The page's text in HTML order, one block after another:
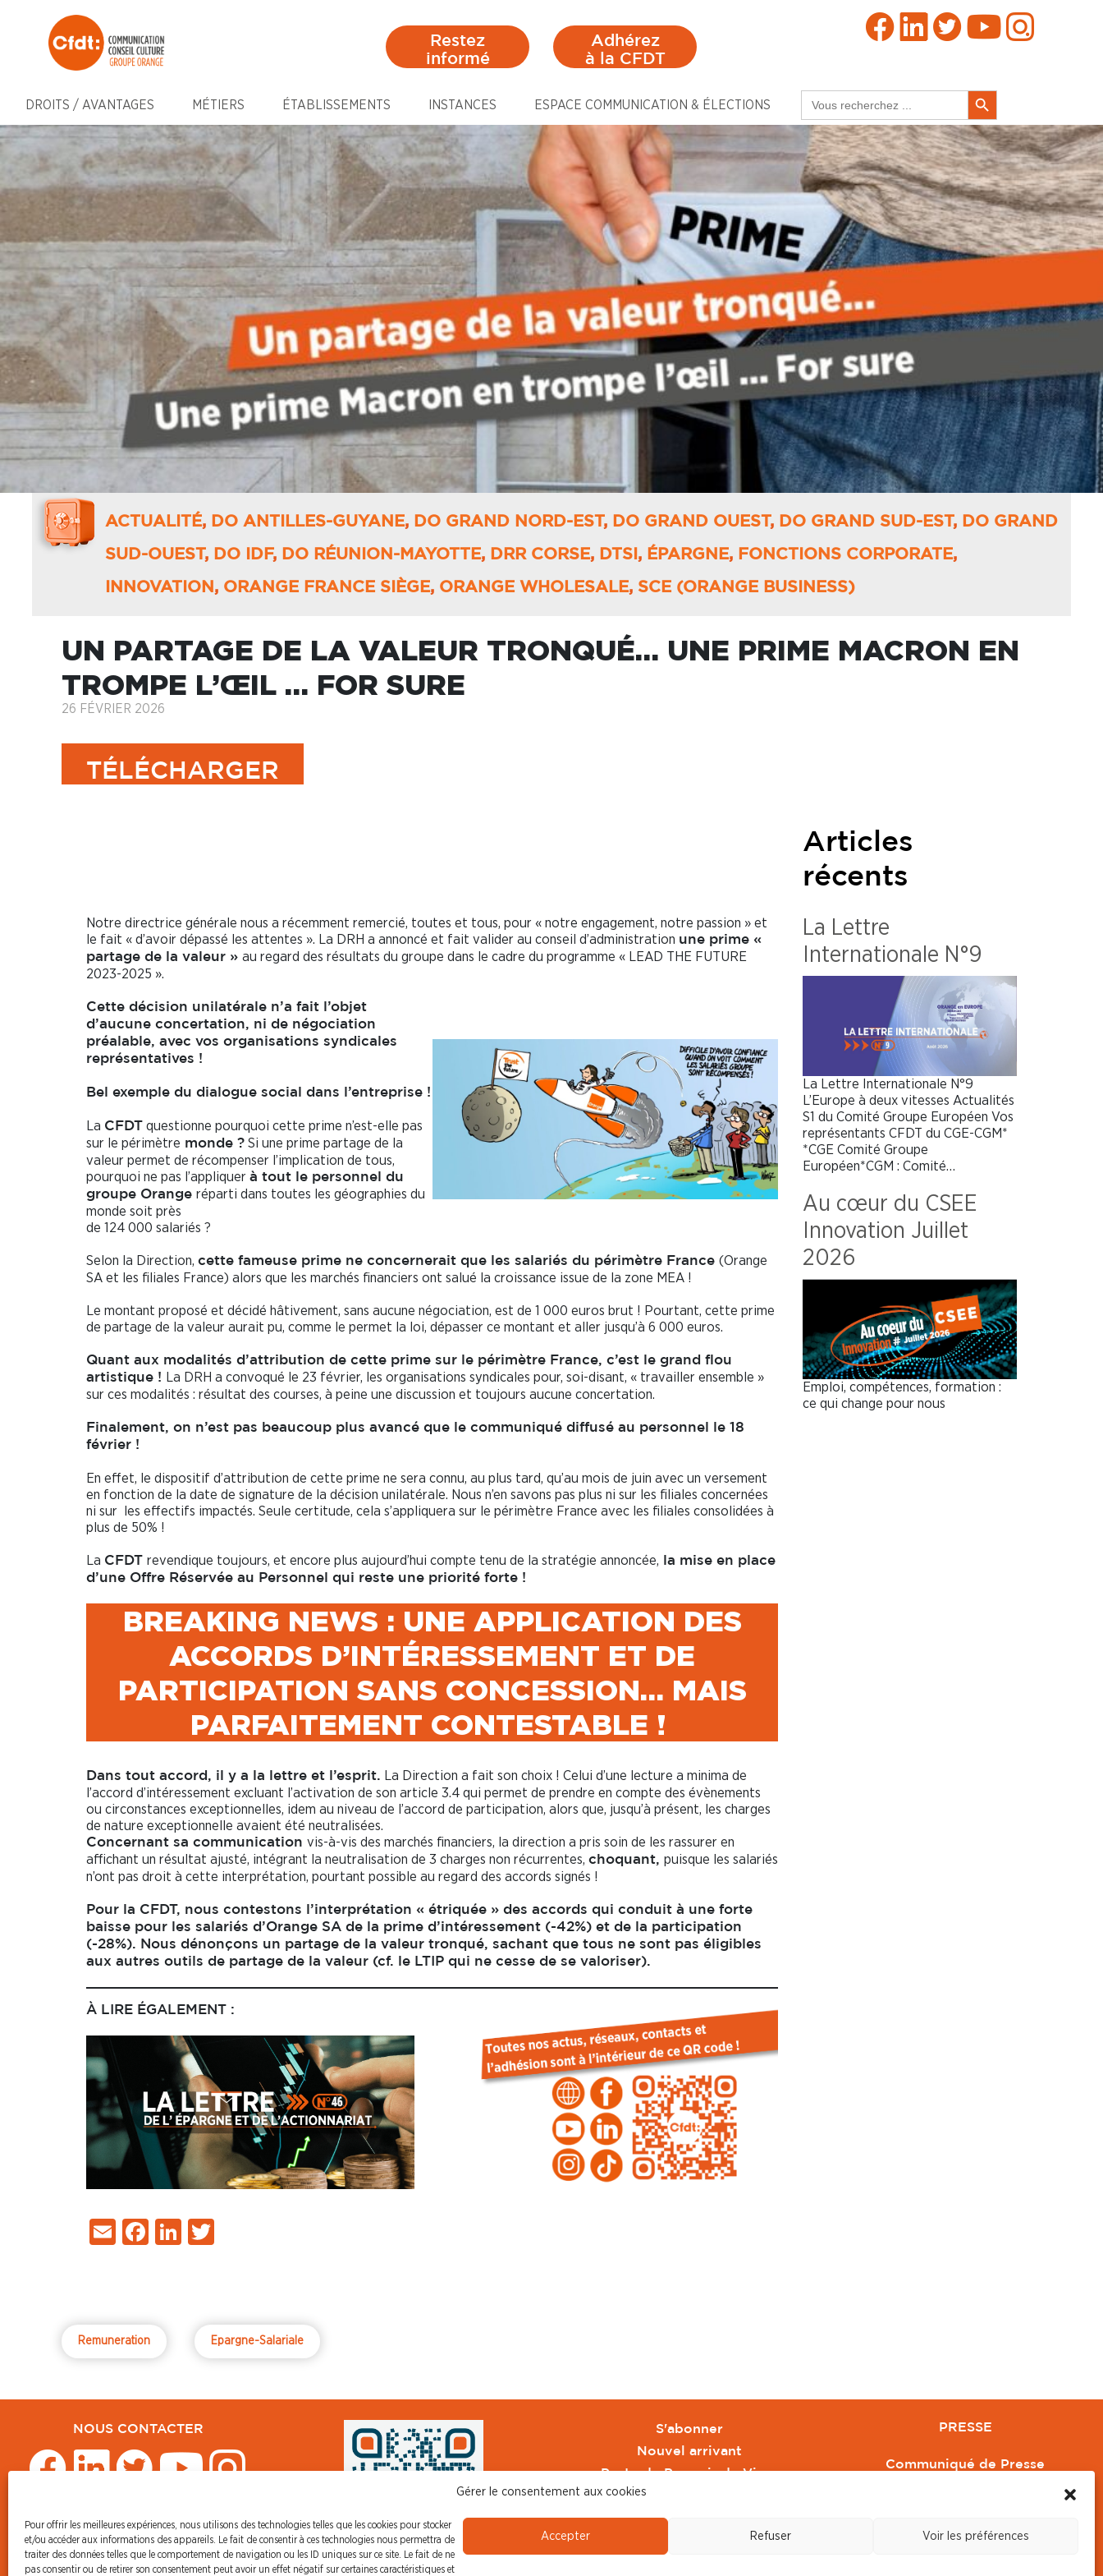
Gérer le consentement aux cookies
Pour offrir les meilleures expériences, nous utilisons des technologies telles que les cookies pour stocker
et/ou accéder aux informations des appareils. Le fait de consentir à ces technologies nous permettra de
traiter des données telles que le comportement de navigation ou les ID uniques sur ce site. Le fait de ne
pas consentir ou de retirer son consentement peut avoir un effet négatif sur certaines caractéristiques et
Accepter Refuser Voir les préférences
Restez
informé
Adhérez
à la CFDT
DROITS / AVANTAGES MÉTIERS ÉTABLISSEMENTS INSTANCES ESPACE COMMUNICATION & ÉLECTIONS
for:
Search Button
ACTUALITÉ, DO ANTILLES-GUYANE, DO GRAND NORD-EST, DO GRAND OUEST, DO GRAND SUD-EST, DO GRAND
SUD-OUEST, DO IDF, DO RÉUNION-MAYOTTE, DRR CORSE, DTSI , ÉPARGNE, FONCTIONS CORPORATE,
INNOVATION , ORANGE FRANCE SIÈGE, ORANGE WHOLESALE, SCE (ORANGE BUSINESS)
UN PARTAGE DE LA VALEUR TRONQUÉ… UNE PRIME MACRON EN
TROMPE L’ŒIL … FOR SURE
26 FÉVRIER 2026
TÉLÉCHARGER
Notre directrice générale nous a récemment remercié, toutes et tous, pour « notre engagement, notre passion » et
le fait « d’avoir dépassé les attentes ». La DRH a annoncé et fait valider au conseil d’administration une prime «
partage de la valeur » au regard des résultats du groupe dans le cadre du programme « LEAD THE FUTURE
2023-2025 ».
Cette décision unilatérale n’a fait l’objet
d’aucune concertation, ni de négociation
préalable, avec vos organisations syndicales
représentatives !
Bel exemple du dialogue social dans l’entreprise !
La CFDT
questionne pourquoi cette prime n’est-elle pas
sur le périmètre monde ? Si une prime partage de la
valeur permet de récompenser l’implication de tous,
pourquoi ne pas l’appliquer à tout le personnel du
groupe Orange réparti dans toutes les géographies du
monde soit près
de 124 000 salariés ?
Selon la Direction, cette fameuse prime ne concernerait que les salariés du périmètre France (Orange
SA et les filiales France) alors que les marchés financiers ont salué la croissance issue de la zone MEA !
Le montant proposé et décidé hâtivement, sans aucune négociation, est de 1 000 euros brut ! Pourtant, cette prime
de partage de la valeur aurait pu, comme le permet la loi, dépasser ce montant et aller jusqu’à 6 000 euros.
Quant aux modalités d’attribution de cette prime sur le périmètre France, c’est le grand flou
artistique ! La DRH a convoqué le 23 février, les organisations syndicales pour, soi-disant, « travailler ensemble »
sur ces modalités : résultat des courses, à peine une discussion et toujours aucune concertation.
Finalement, on n’est pas beaucoup plus avancé que le communiqué diffusé au personnel le 18
février !
En effet, le dispositif d’attribution de cette prime ne sera connu, au plus tard, qu’au mois de juin avec un versement
en fonction de la date de signature de la décision unilatérale. Nous n’en savons pas plus ni sur les filiales concernées
ni sur les effectifs impactés. Seule certitude, cela s’appliquera sur le périmètre France avec les filiales consolidées à
plus de 50% !
La CFDT revendique toujours, et encore plus aujourd’hui compte tenu de la stratégie annoncée, la mise en place
d’une Offre Réservée au Personnel qui reste une priorité forte !
BREAKING NEWS : UNE APPLICATION DES
ACCORDS D’INTÉRESSEMENT ET DE
PARTICIPATION SANS CONCESSION… MAIS
PARFAITEMENT CONTESTABLE !
Dans tout accord, il y a la lettre et l’esprit. La Direction a fait son choix ! Celui d’une lecture a minima de
l’accord d’intéressement excluant l’activation de son article 3.4 qui permet de prendre en compte des évènements
ou circonstances exceptionnelles, idem au niveau de l’accord de participation, alors que, jusqu’à présent, les charges
de nature exceptionnelle avaient été neutralisées.
Concernant sa communication vis-à-vis des marchés financiers, la direction a pris soin de les rassurer en
affichant un résultat ajusté, intégrant la neutralisation de 3 charges non récurrentes, choquant, puisque les salariés
n’ont pas droit à cette interprétation, pourtant possible au regard des accords signés !
Pour la CFDT , nous contestons l’interprétation « étriquée » des accords qui conduit à une forte
baisse pour les salariés d’Orange SA de la prime d’intéressement (-42%) et de la participation
(-28%). Nous dénonçons un partage de la valeur tronqué, sachant que tous ne sont pas éligibles
aux autres outils de partage de la valeur (cf. le LTIP qui ne cesse de se valoriser).
À LIRE ÉGALEMENT :
EmailFacebook
LinkedIn
Articles
récents
La Lettre
Internationale N°9
La Lettre Internationale N°9
L’Europe à deux vitesses Actualités
S1 du Comité Groupe Européen Vos
représentants CFDT du CGE-CGM*
*CGE Comité Groupe
Européen*CGM : Comité…
Au cœur du CSEE
Innovation Juillet
2026
Emploi, compétences, formation :
ce qui change pour nous
Remuneration Epargne-Salariale
NOUS CONTACTER
© CFDT Orange
S'abonner
Nouvel arrivant
Pacte de Pouvoir de Vivre
Toute l'actu CFDT Orange
PRESSE
Communiqué de Presse